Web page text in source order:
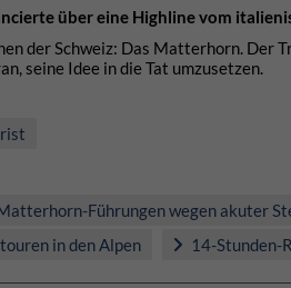
über eine Highline vom
der Schweiz: Das Matterhorn. Der
seine Idee in die Tat umzusetzen.
Führungen wegen akuter
in den Alpen
14-Stunden-